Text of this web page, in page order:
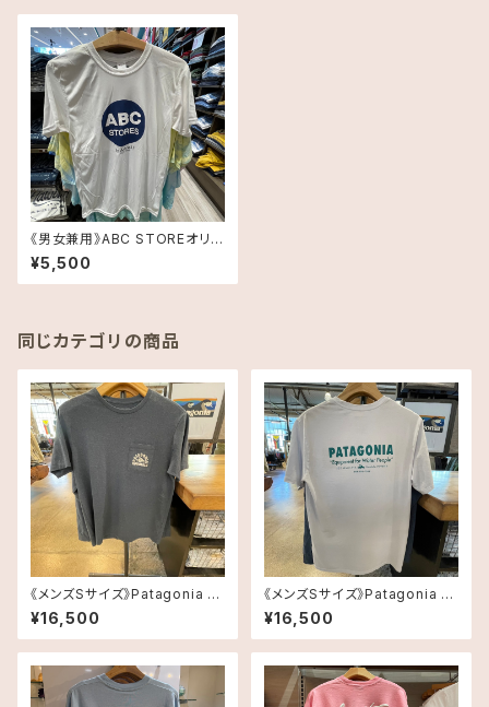
《男女兼用》ABC STOREオリジ
ナル速乾Tシャツ・White
¥5,500
同じカテゴリの商品
《メンズSサイズ》Patagonia ハ
ワイ限定T-shirt ネイビー
¥16,500
《メンズSサイズ》Patagonia ハ
ワイ限定T-shirt 白
¥16,500